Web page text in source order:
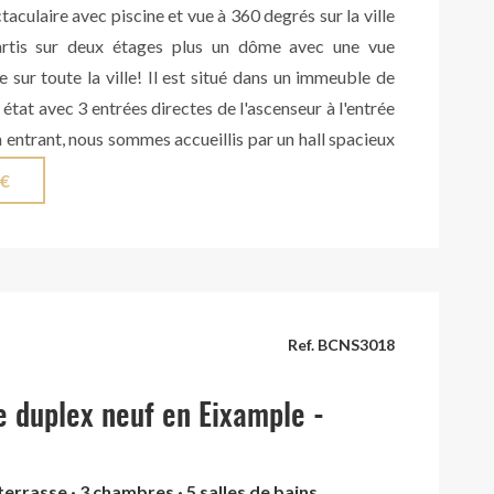
avec piscine et vue à 360 degrés sur la ville
sur deux étages plus un dôme avec une vue
sur toute la ville! Il est situé dans un immeuble de
avec 3 entrées directes de l'ascenseur à l'entrée
entrant, nous sommes accueillis par un hall spacieux
de télévision qui mène à une grande terrasse au
accès à une terrasse et avec une vue magnifique sur
le personnel et une terrasse avec vue sur Montjuic.
d'entrée, nous avons une autre sortie sur la terrasse
Ref. BCNS3018
duplex neuf en Eixample -